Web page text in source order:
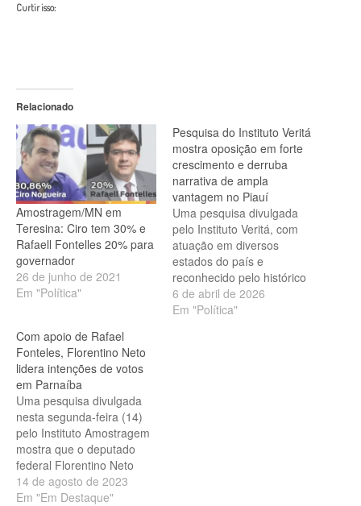
Curtir isso:
Relacionado
Amostragem/MN em
Teresina: Ciro tem 30% e
Rafaell Fontelles 20% para
governador
26 de junho de 2021
Em "Política"
Pesquisa do Instituto Veritá
mostra oposição em forte
crescimento e derruba
narrativa de ampla
vantagem no Piauí
Uma pesquisa divulgada
pelo Instituto Veritá, com
atuação em diversos
estados do país e
reconhecido pelo histórico
de acertos eleitorais,
apresenta um cenário bem
6 de abril de 2026
Em "Política"
Com apoio de Rafael
Fonteles, Florentino Neto
lidera intenções de votos
em Parnaíba
Uma pesquisa divulgada
nesta segunda-feira (14)
pelo Instituto Amostragem
mostra que o deputado
federal Florentino Neto
(PT) lidera, com o apoio do
governador Rafael
14 de agosto de 2023
Em "Em Destaque"